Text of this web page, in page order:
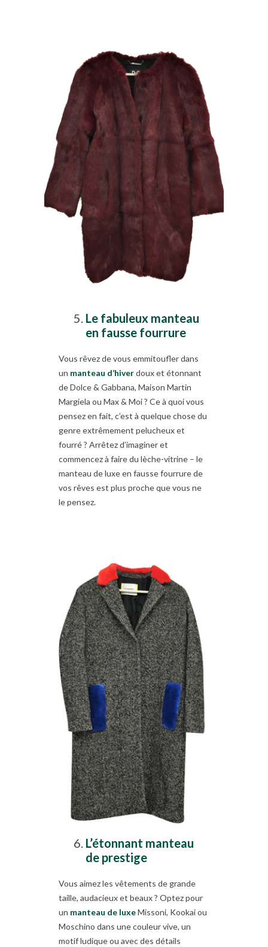
Le fabuleux manteau
en fausse fourrure
Vous rêvez de vous emmitoufler dans
un manteau d’hiverdoux et étonnant
de Dolce & Gabbana, Maison Martin
Margiela ou Max & Moi ? Ce à quoi vous
pensez en fait, c’est à quelque chose du
genre extrêmement pelucheux et
fourré ? Arrêtez d’imaginer et
commencez à faire du lèche-vitrine – le
manteau de luxe en fausse fourrure de
vos rêves est plus proche que vous ne
le pensez.
L’étonnant manteau
de prestige
Vous aimez les vêtements de grande
taille, audacieux et beaux ? Optez pour
un manteau de luxeMissoni, Kookai ou
Moschino dans une couleur vive, un
motif ludique ou avec des détails